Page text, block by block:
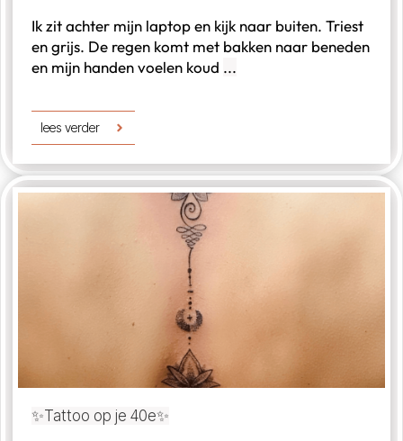
Ik zit achter mijn laptop en kijk naar buiten. Triest
en grijs. De regen komt met bakken naar beneden
en mijn handen voelen koud ...
lees verder
✨Tattoo op je 40e✨